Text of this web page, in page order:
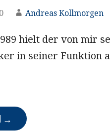
Andreas Kollmorgen
hielt der von mir
in seiner Funktion
→